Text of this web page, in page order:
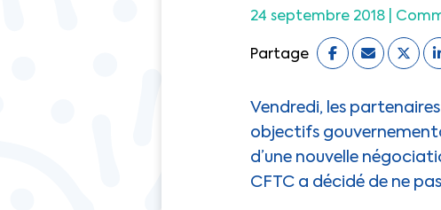
24 septembre 2018 |
Partage
Vendredi, les
objectifs
d’une nouvelle
CFTC a décidé de ne